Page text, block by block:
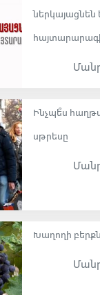
ներկայացնեն
Ինչպե՞ս
սթրեսը
Խաղողի